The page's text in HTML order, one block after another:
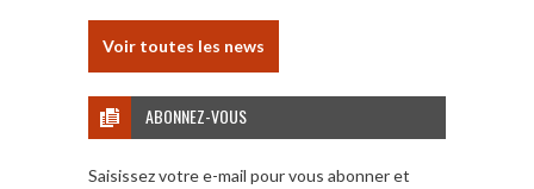
Voir toutes les news
ABONNEZ-VOUS
Saisissez votre e-mail pour vous abonner et